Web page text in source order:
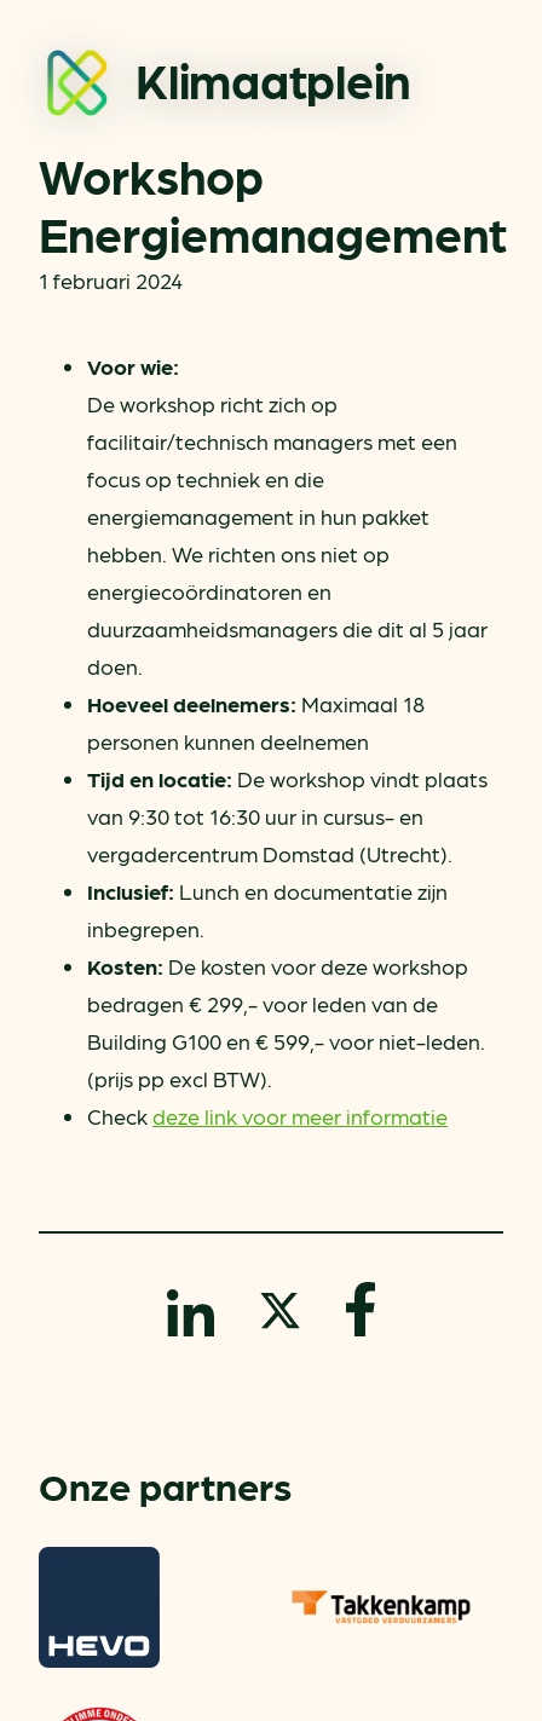
Klimaatplein
Workshop
Energiemanagement
1 februari 2024
Voor wie:
De workshop richt zich op
facilitair/technisch managers met een
focus op techniek en die
energiemanagement in hun pakket
hebben. We richten ons niet op
energiecoördinatoren en
duurzaamheidsmanagers die dit al 5 jaar
doen.
Hoeveel deelnemers: Maximaal 18
personen kunnen deelnemen
Tijd en locatie: De workshop vindt plaats
van 9:30 tot 16:30 uur in cursus- en
vergadercentrum Domstad (Utrecht).
Inclusief: Lunch en documentatie zijn
inbegrepen.
Kosten: De kosten voor deze workshop
bedragen € 299,- voor leden van de
Building G100 en € 599,- voor niet-leden.
(prijs pp excl BTW).
Checkdeze link voor meer informatie
Onze partners